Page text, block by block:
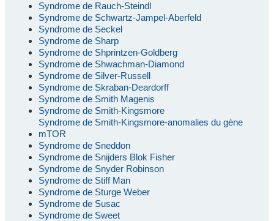
Syndrome de Rauch-Steindl
Syndrome de Schwartz-Jampel-Aberfeld
Syndrome de Seckel
Syndrome de Sharp
Syndrome de Shprintzen-Goldberg
Syndrome de Shwachman-Diamond
Syndrome de Silver-Russell
Syndrome de Skraban-Deardorff
Syndrome de Smith Magenis
Syndrome de Smith-Kingsmore
Syndrome de Smith-Kingsmore-anomalies du gène
mTOR
Syndrome de Sneddon
Syndrome de Snijders Blok Fisher
Syndrome de Snyder Robinson
Syndrome de Stiff Man
Syndrome de Sturge Weber
Syndrome de Susac
Syndrome de Sweet